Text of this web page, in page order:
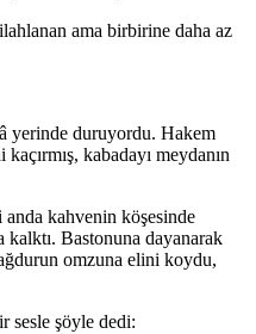
ama birbirine daha az
yerinde duruyordu. Hakem
kabadayı meydanın
kahvenin köşesinde
kalktı. Bastonuna dayanarak
omzuna elini koydu,
sesle şöyle dedi: